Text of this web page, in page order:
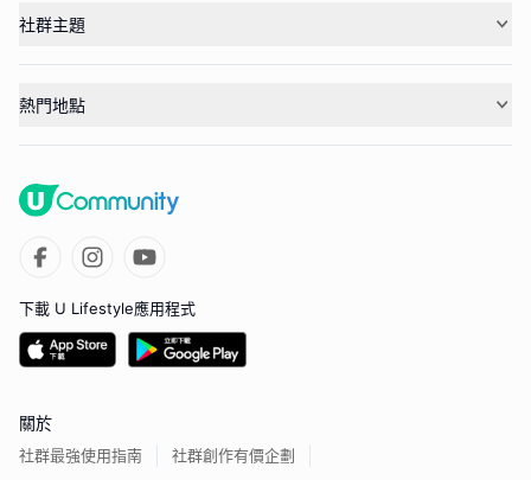
社群主題
熱門地點
下載 U Lifestyle應用程式
關於
社群最強使用指南 社群創作有價企劃